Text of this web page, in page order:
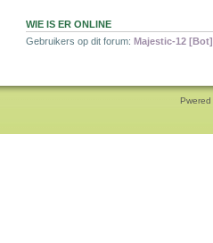
WIE IS ER ONLINE
Gebruikers op dit forum: Majestic-12 [Bot]